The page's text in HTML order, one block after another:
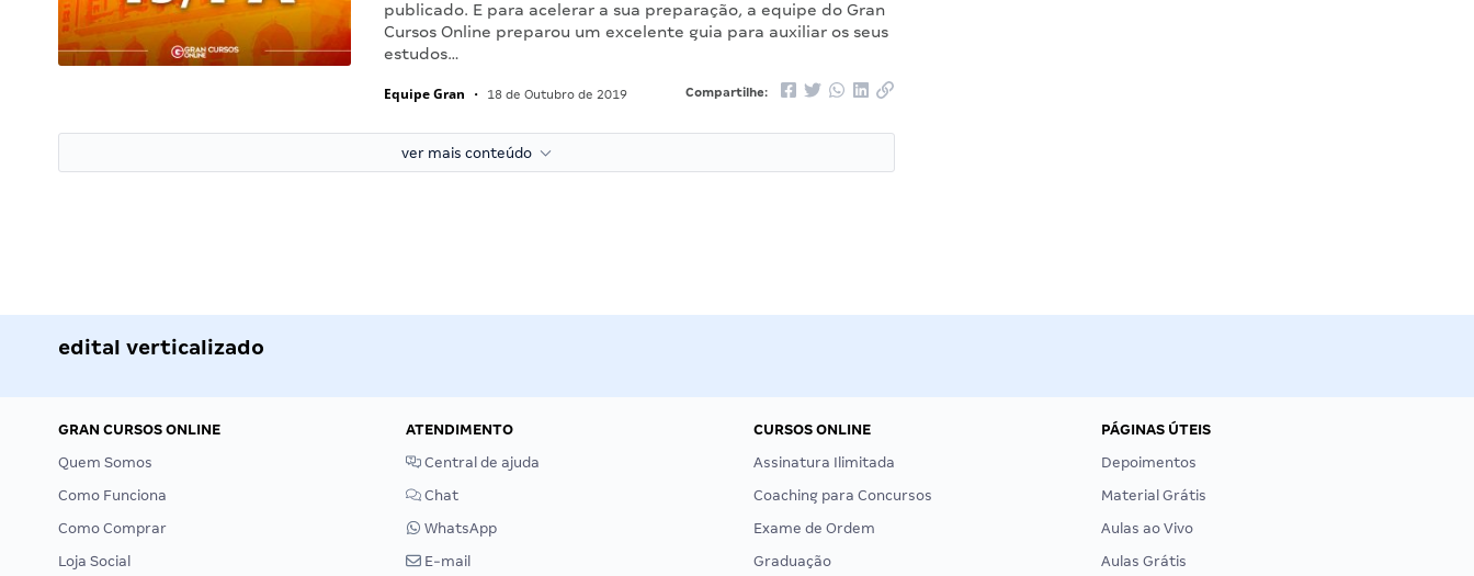
publicado. E para acelerar a sua preparação, a equipe do Gran
Cursos Online preparou um excelente guia para auxiliar os seus
estudos…
Equipe Gran • 18 de Outubro de 2019 Compartilhe:
ver mais conteúdo
edital verticalizado
GRAN CURSOS ONLINE
Quem Somos
Como Funciona
Como Comprar
Loja Social
ATENDIMENTO
Central de ajuda
Chat
WhatsApp
E-mail
CURSOS ONLINE
Assinatura Ilimitada
Coaching para Concursos
Exame de Ordem
Graduação
PÁGINAS ÚTEIS
Depoimentos
Material Grátis
Aulas ao Vivo
Aulas Grátis